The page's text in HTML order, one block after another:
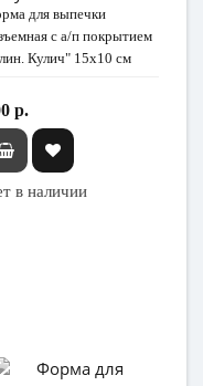
для выпечки
с а/п покрытием
Кулич" 15х10 см
р.
в наличии